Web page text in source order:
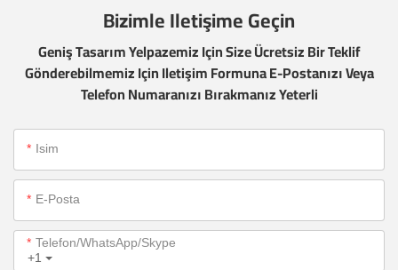
Bizimle Iletişime Geçin
Geniş Tasarım Yelpazemiz Için Size Ücretsiz Bir Teklif
Gönderebilmemiz Için Iletişim Formuna E-Postanızı Veya
Telefon Numaranızı Bırakmanız Yeterli
Isim
E-Posta
+1
Telefon/WhatsApp/Skype